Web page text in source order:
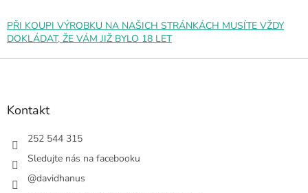
p
u
PŘI KOUPI VÝROBKU NA NAŠICH STRÁNKÁCH MUSÍTE VŽDY
DOKLÁDAT, ŽE VÁM JIŽ BYLO 18 LET
Z
Kontakt
252 544 315
Sledujte nás na facebooku
@davidhanus